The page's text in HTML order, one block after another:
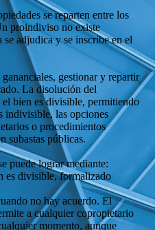
se reparten entre los
proindiviso no existe
se adjudica y se inscribe en el
gestionar y repartir
La disolución del
bien es divisible, permitiendo
indivisible, las opciones
o procedimientos
subastas públicas.
puede lograr mediante:
es divisible, formalizado
no hay acuerdo. El
a cualquier copropietario
momento, aunque